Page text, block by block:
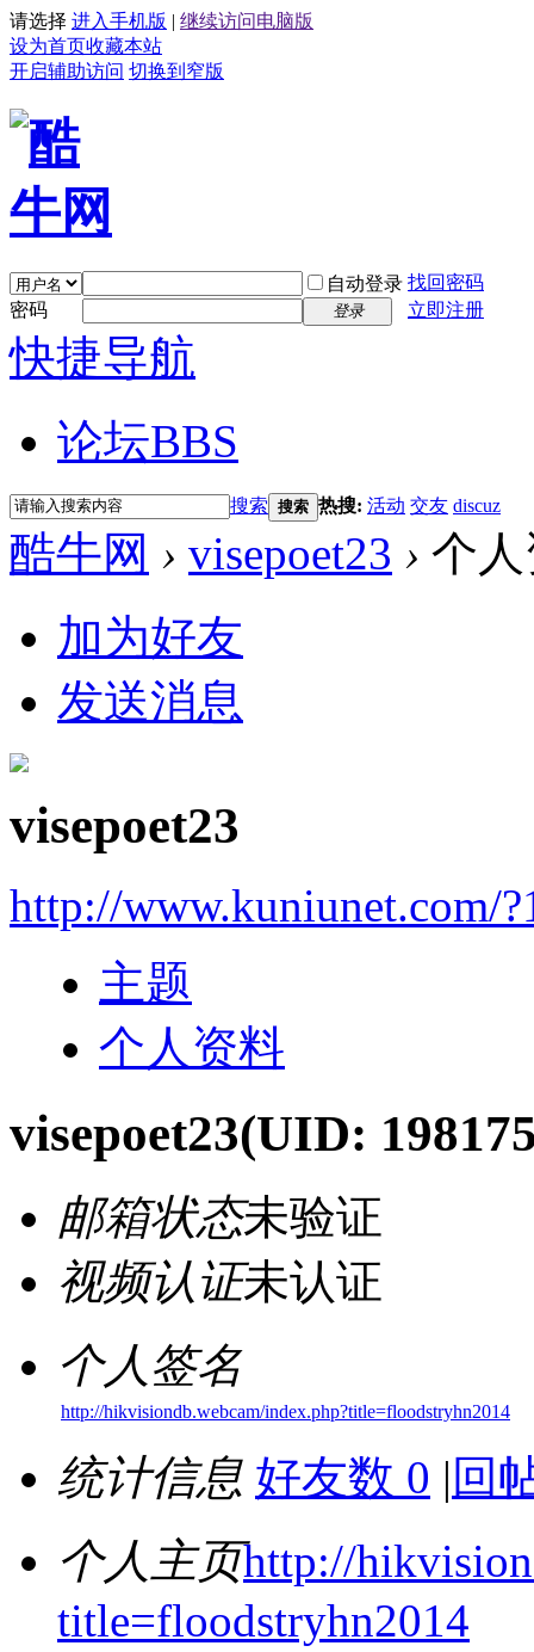
请选择 进入手机版 | 继续访问电脑版
设为首页收藏本站
开启辅助访问 切换到窄版
自动登录 找回密码
密码
登录 立即注册
快捷导航
论坛BBS
搜索 搜索 热搜: 活动 交友 discuz
酷牛网 › visepoet23 › 个
加为好友
发送消息
visepoet23
http://www.kuniunet.com/
主题
个人资料
visepoet23(UID:
邮箱状态未验证
视频认证未认证
个人签名
http://hikvisiondb.webcam/index.php?title=floodstryhn2014
统计信息 好友数 0 | 回
个人主页http://
title=floodstryhn2014